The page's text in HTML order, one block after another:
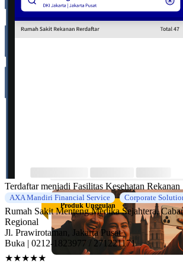
Asuransi Mandiri Elite
jiwa yang dikaitkan dengan
Premi Dasar
Premi mulaiRp100 juta atau
tahun.
Klik tombol di bawah iniuntuk
informasi lebih lanjut.
Premi Mulai
Produk Unggulan
Terdaftar menjadi Fasilitas Kesehatan Rekanan
AXA Mandiri Financial Service Corporate
Rumah Sakit MentengMedika Sejahtera,
Regional
Jl. Prawirotaman, Jakarta Pusat
Buka | 0212-1823977 / 271221171
★★★★★